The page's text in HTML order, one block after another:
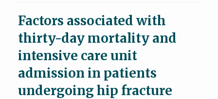
Factors associated with
thirty-day mortality and
intensive care unit
admission in patients
undergoing hip fracture